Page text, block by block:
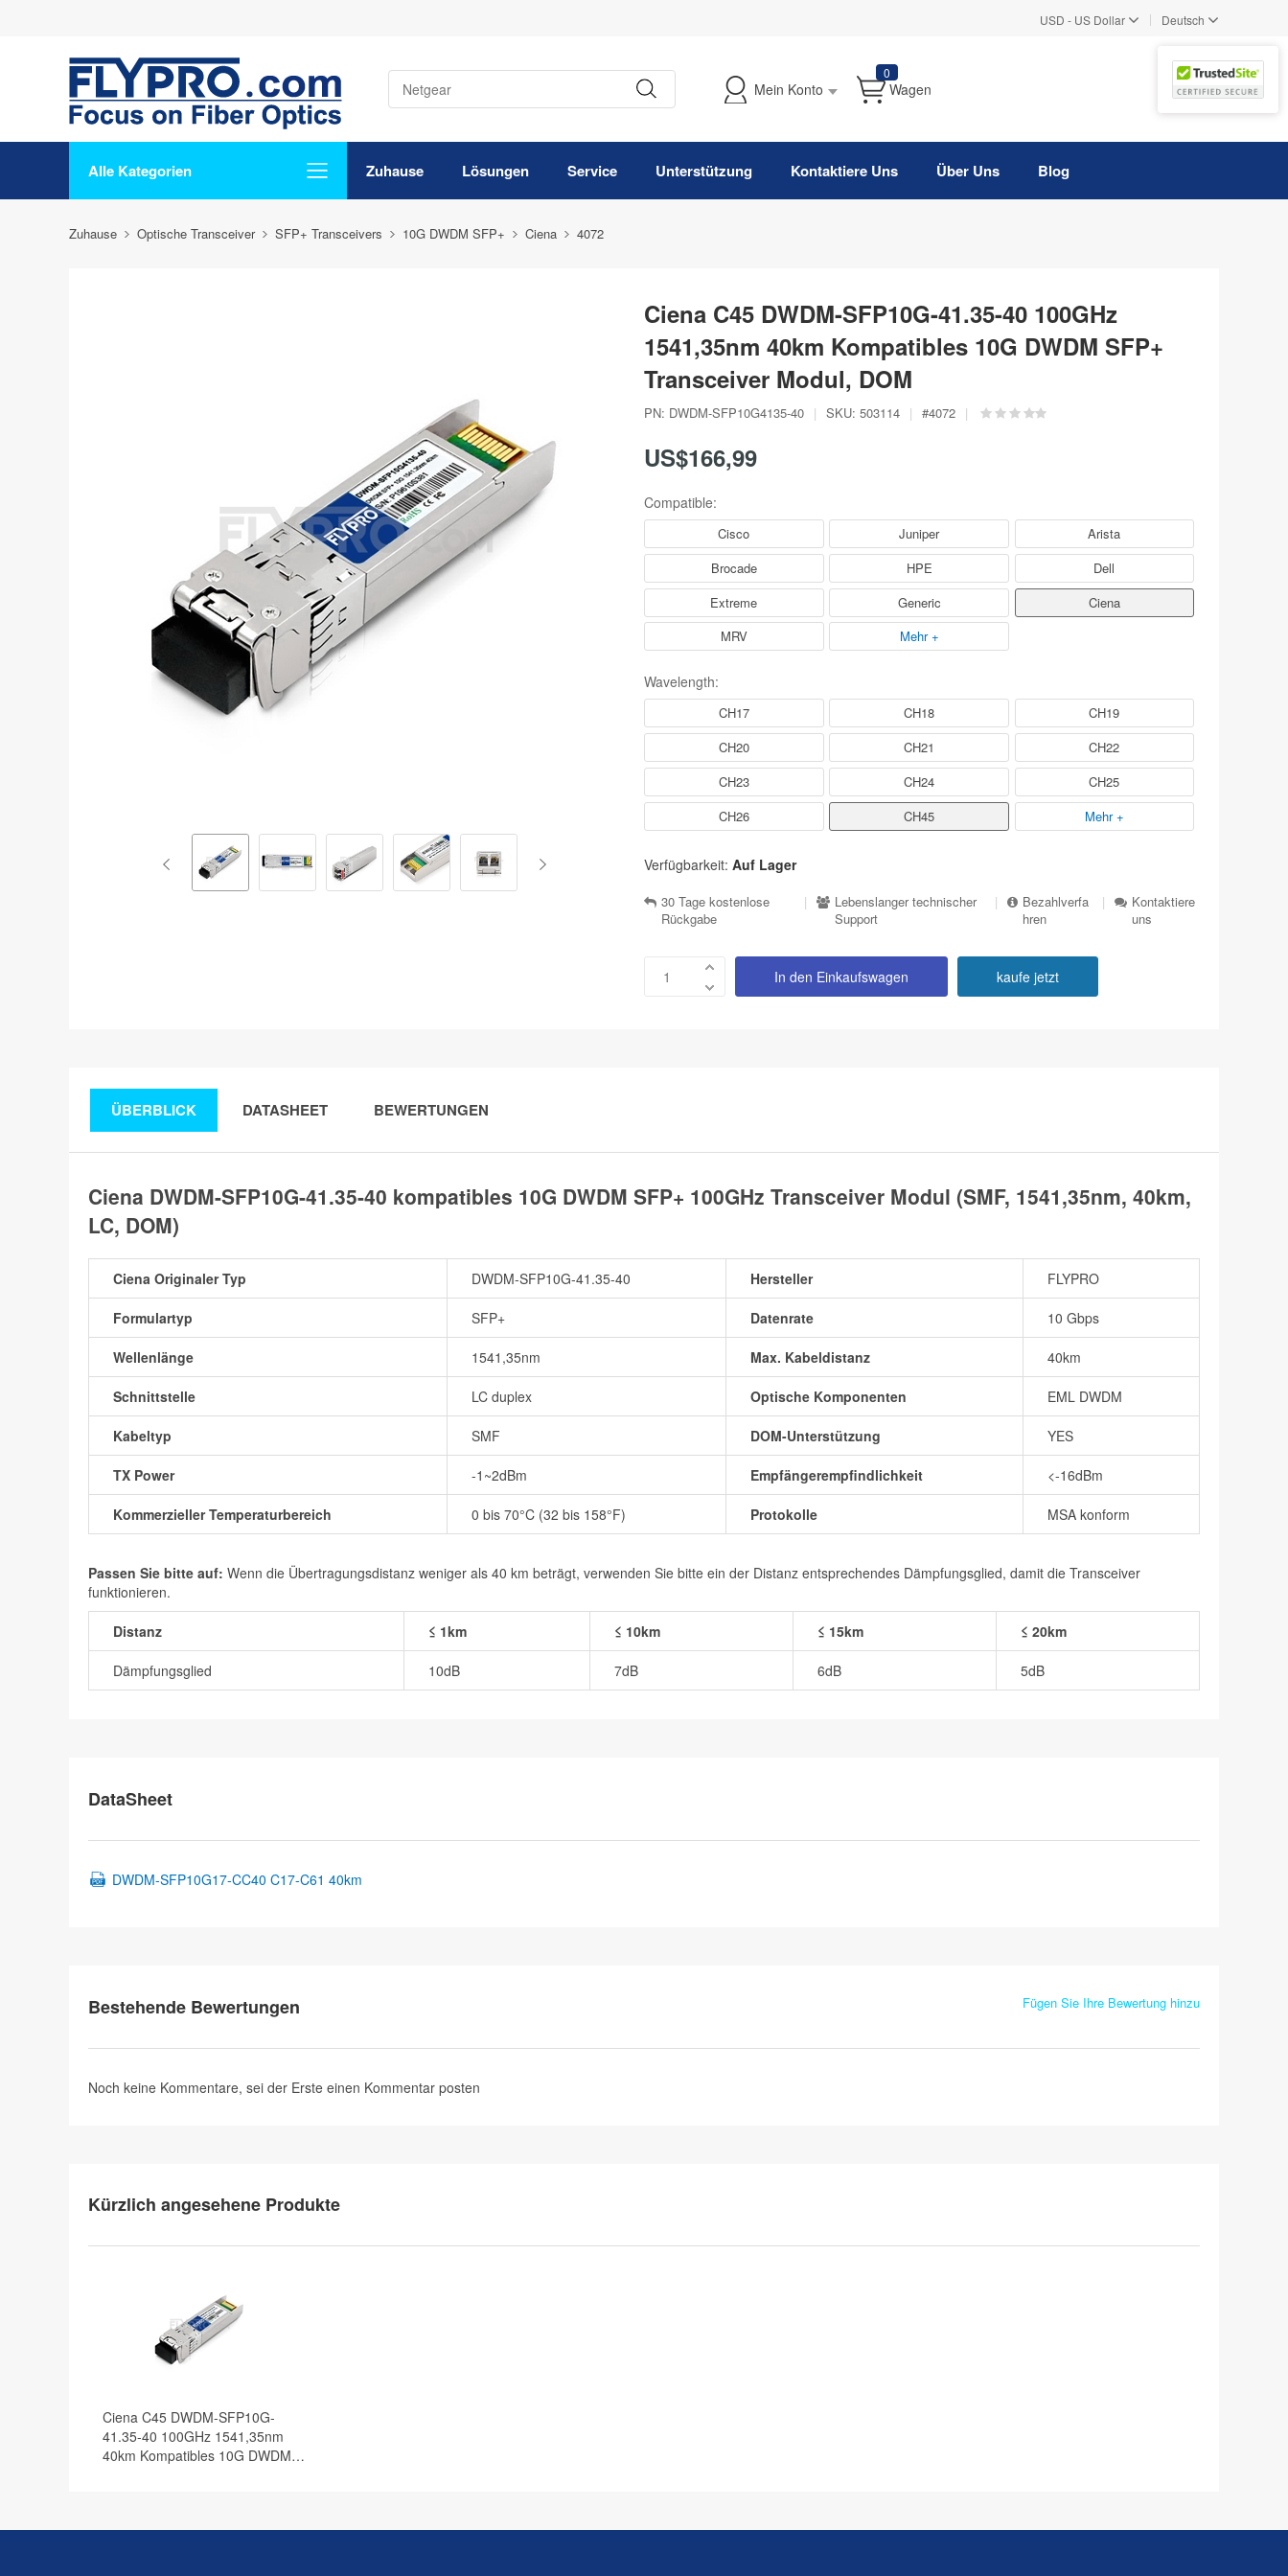
USD - US Dollar | Deutsch
Mein Konto
0
Wagen
Alle Kategorien Zuhause Lösungen Service Unterstützung Kontaktiere Uns Über Uns Blog
Zuhause Optische Transceiver SFP+ Transceivers 10G DWDM SFP+ Ciena 4072
Ciena C45 DWDM-SFP10G-41.35-40 100GHz
1541,35nm 40km Kompatibles 10G DWDM SFP+
Transceiver Modul, DOM
PN: DWDM-SFP10G4135-40 | SKU: 503114 | #4072 |
US$166,99
Compatible:
Cisco Juniper
Arista
Brocade
HPE
Dell
Extreme
Generic
Ciena
MRV
Mehr +
Wavelength:
CH17 CH18
CH19
CH20
CH21
CH22
CH23
CH24
CH25
CH26
CH45 Mehr +
Verfügbarkeit: Auf Lager
30 Tage kostenlose
Rückgabe
|
Lebenslanger technischer
Support
|
Bezahlverfa
hren
|
Kontaktiere
uns
In den Einkaufswagen kaufe jetzt
ÜBERBLICK DATASHEET BEWERTUNGEN
Ciena DWDM-SFP10G-41.35-40 kompatibles 10G DWDM SFP+ 100GHz Transceiver Modul (SMF, 1541,35nm, 40km,
LC, DOM)
Ciena Originaler Typ DWDM-SFP10G-41.35-40 Hersteller FLYPRO
Formulartyp SFP+ Datenrate 10 Gbps
Wellenlänge 1541,35nm Max. Kabeldistanz 40km
Schnittstelle LC duplex Optische Komponenten EML DWDM
Kabeltyp SMF DOM-Unterstützung YES
TX Power -1~2dBm Empfängerempfindlichkeit <-16dBm
Kommerzieller Temperaturbereich 0 bis 70°C (32 bis 158°F) Protokolle MSA konform
Passen Sie bitte auf: Wenn die Übertragungsdistanz weniger als 40 km beträgt, verwenden Sie bitte ein der Distanz entsprechendes Dämpfungsglied, damit die Transceiver
funktionieren.
Distanz ≤ 1km ≤ 10km ≤ 15km ≤ 20km
Dämpfungsglied 10dB 7dB 6dB 5dB
DataSheet
DWDM-SFP10G17-CC40 C17-C61 40km
Bestehende Bewertungen Fügen Sie Ihre Bewertung hinzu
Noch keine Kommentare, sei der Erste einen Kommentar posten
Kürzlich angesehene Produkte
Ciena C45 DWDM-SFP10G-
41.35-40 100GHz 1541,35nm
40km Kompatibles 10G DWDM